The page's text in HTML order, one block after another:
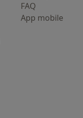
FAQ
App mobile